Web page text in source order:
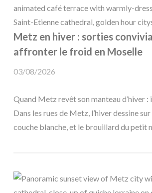
Metz en hiver : sorties
affronter le froid en Moselle
03/08/2026
Quand Metz revêt son manteau d’hiver
Dans les rues de Metz, l’hiver dessine
couche blanche, et le brouillard du petit